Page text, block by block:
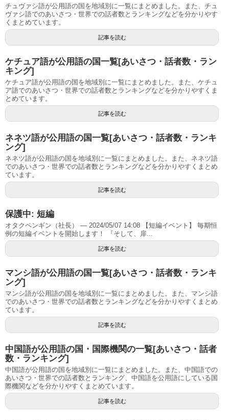
チュヴァシ語が公用語の国を地域別に一覧にまとめました。また、チュ
ヴァシ語でのあいさつ・世界での話者数とランキングなどを分かりやす
くまとめています。
記事を読む
ケチュア語が公用語の国一覧[あいさつ・話者数・ラン
キング]
ケチュア語が公用語の国を地域別に一覧にまとめました。また、ケチュ
ア語でのあいさつ・世界での話者数とランキングなどを分かりやすくま
とめています。
記事を読む
ネネツ語が公用語の国一覧[あいさつ・話者数・ランキ
ング]
ネネツ語が公用語の国を地域別に一覧にまとめました。また、ネネツ語
でのあいさつ・世界での話者数とランキングなどを分かりやすくまとめ
ています。
記事を読む
保護中: 短編
オタクペンギン（社長） — 2024/05/07 14:08 【短編イベント】 毎期恒
例の短編イベントを開始します！ 『そして、扉...
記事を読む
マンシ語が公用語の国一覧[あいさつ・話者数・ランキ
ング]
マンシ語が公用語の国を地域別に一覧にまとめました。また、マンシ語
でのあいさつ・世界での話者数とランキングなどを分かりやすくまとめ
ています。
記事を読む
中国語が公用語の国・国際機関の一覧[あいさつ・話者
数・ランキング]
中国語が公用語の国を地域別に一覧にまとめました。また、中国語での
あいさつ・世界での話者数とランキング、中国語を公用語にしている国
際機関などを分かりやすくまとめています。
記事を読む